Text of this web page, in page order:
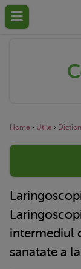
Home › Utile ›
intermediul
sanatate a